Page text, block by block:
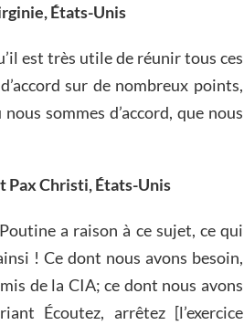
États-Unis
est très utile de réunir tous ces
sur de nombreux points,
sommes d’accord, que nous
Pax Christi, États-Unis
a raison à ce sujet, ce qui
! Ce dont nous avons besoin,
de la CIA; ce dont nous avons
Écoutez, arrêtez [l’exercice